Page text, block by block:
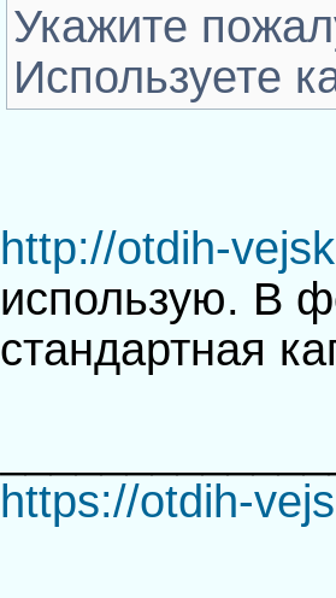
Укажите
Используете
http://otdih-
использую. В
стандартная
https://otdih-